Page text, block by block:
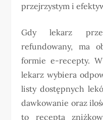
przejrzystym i
Gdy lekarz
refundowany, ma
formie e-recepty.
lekarz wybiera
listy dostępnych
dawkowanie oraz
to recepta